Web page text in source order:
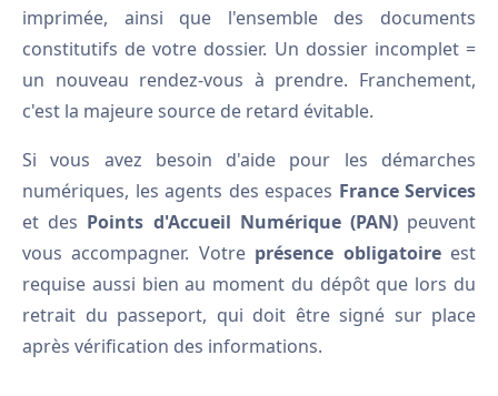
imprimée, ainsi que l'ensemble des documents
constitutifs de votre dossier. Un dossier incomplet =
un nouveau rendez-vous à prendre. Franchement,
c'est la majeure source de retard évitable.
Si vous avez besoin d'aide pour les démarches
numériques, les agents des espaces France Services
et des Points d'Accueil Numérique (PAN)peuvent
vous accompagner. Votre présence obligatoireest
requise aussi bien au moment du dépôt que lors du
retrait du passeport, qui doit être signé sur place
après vérification des informations.